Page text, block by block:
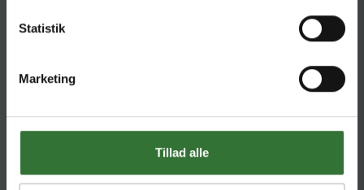
Statistik
Marketing
Tillad alle
HQ:Hans Følsgaard A/S
DK-4600 Køge
Ellemosen 4
DK-8680 RY
+45 4320 8600